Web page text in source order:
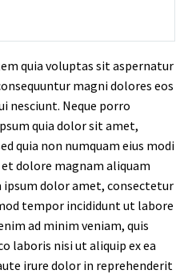
quia voluptas sit aspernatur
magni dolores eos
nesciunt. Neque porro
quia dolor sit amet,
quia non numquam eius modi
dolore magnam aliquam
dolor amet, consectetur
tempor incididunt ut labore
ad minim veniam, quis
laboris nisi ut aliquip ex ea
irure dolor in reprehenderit